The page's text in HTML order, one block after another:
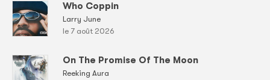
Who Coppin
Larry June
le 7 août 2026
On The Promise Of The Moon
Reeking Aura